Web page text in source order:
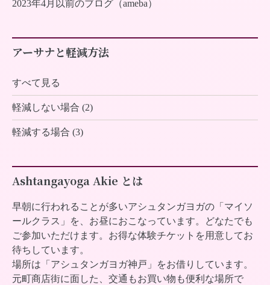
2023年4月以前のブログ（ameba）
アーサナと軽減方法
すべて見る
軽減しない場合 (2)
軽減する場合 (3)
Ashtangayoga Akie とは
早朝に行われることが多いアシュタンガヨガの「マイソ
ールクラス」を、お昼におこなっています。どなたでも
ご参加いただけます。お得な体験チケットを用意してお
待ちしています。
場所は「アシュタンガヨガ神戸」をお借りしています。
元町商店街に面した、交通もお買い物も便利な場所で